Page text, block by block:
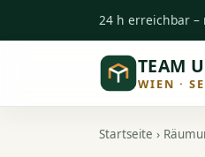
24 h erreichbar –
TEAM
WIEN ·
Startseite ›